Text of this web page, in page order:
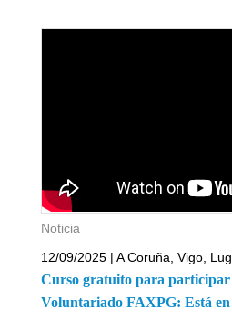
Noticia
12/09/2025 | A Coruña, Vigo,
Curso gratuito para participar
Voluntariado FAXPG: Está en